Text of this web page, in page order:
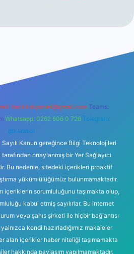
backlinkpaneli@gmail.com Teams:
Whatsapp: 0262 606 0 726 Telegram:
@karabul
Kanun gereğince Bilgi Teknolojileri
onaylanmış bir Yer Sağlayıcı
Bu nedenle, sitedeki içerikleri proaktif
yükümlülüğümüz bulunmamaktadır.
içeriklerin sorumluluğunu taşımakta olup,
kabul etmiş sayılırlar. Bu internet
veya şahıs şirketi ile hiçbir bağlantısı
kendi hazırladığımız makaleler
alan içerikler haber niteliği taşımamakta
hakkında paylaşım yapılmamaktadır.